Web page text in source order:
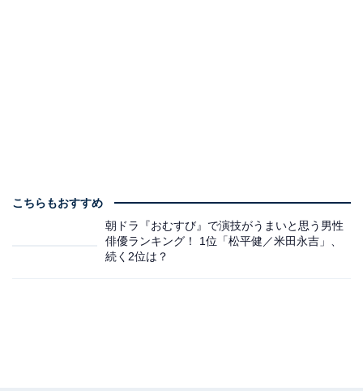
こちらもおすすめ
朝ドラ『おむすび』で演技がうまいと思う男性
俳優ランキング！ 1位「松平健／米田永吉」、
続く2位は？